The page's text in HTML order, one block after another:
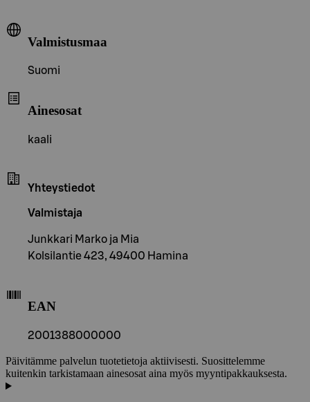
Valmistusmaa
Suomi
Ainesosat
kaali
Yhteystiedot
Valmistaja
Junkkari Marko ja Mia
Kolsilantie 423, 49400 Hamina
EAN
2001388000000
Päivitämme palvelun tuotetietoja aktiivisesti. Suosittelemme
kuitenkin tarkistamaan ainesosat aina myös myyntipakkauksesta.